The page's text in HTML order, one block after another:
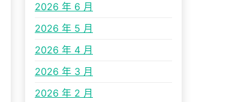
2026 年 6 月
2026 年 5 月
2026 年 4 月
2026 年 3 月
2026 年 2 月